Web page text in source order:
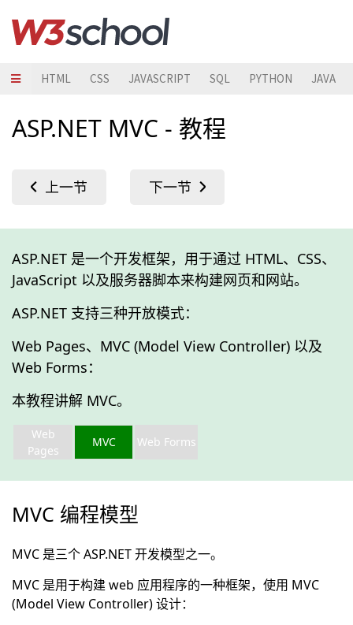
HTML CSS JAVASCRIPT SQL PYTHON JAVA
ASP.NET MVC - 教程
ASP.NET 是一个开发框架，用于通过 HTML、CSS、
JavaScript 以及服务器脚本来构建网页和网站。
ASP.NET 支持三种开放模式：
Web Pages、MVC (Model View Controller) 以及
Web Forms：
本教程讲解 MVC。
Web
Pages
MVC Web Forms
MVC 编程模型
MVC 是三个 ASP.NET 开发模型之一。
MVC 是用于构建 web 应用程序的一种框架，使用 MVC
(Model View Controller) 设计：